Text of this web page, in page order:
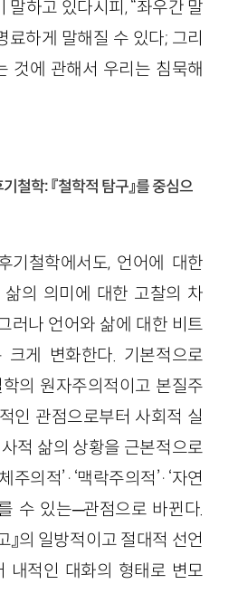
말하고 있다시피, “좌우간 말
료하게 말해질 수 있다; 그리
것에 관해서 우리는 침묵해
철학: 『철학적 탐구』를 중심으
기철학에서도, 언어에 대한
의 의미에 대한 고찰의 차
러나 언어와 삶에 대한 비트
크게 변화한다. 기본적으로
의 원자주의적이고 본질주
인 관점으로부터 사회적 실
적 삶의 상황을 근본적으로
의적’·‘맥락주의적’·‘자연
수 있는─관점으로 바뀐다.
』의 일방적이고 절대적 선언
내적인 대화의 형태로 변모